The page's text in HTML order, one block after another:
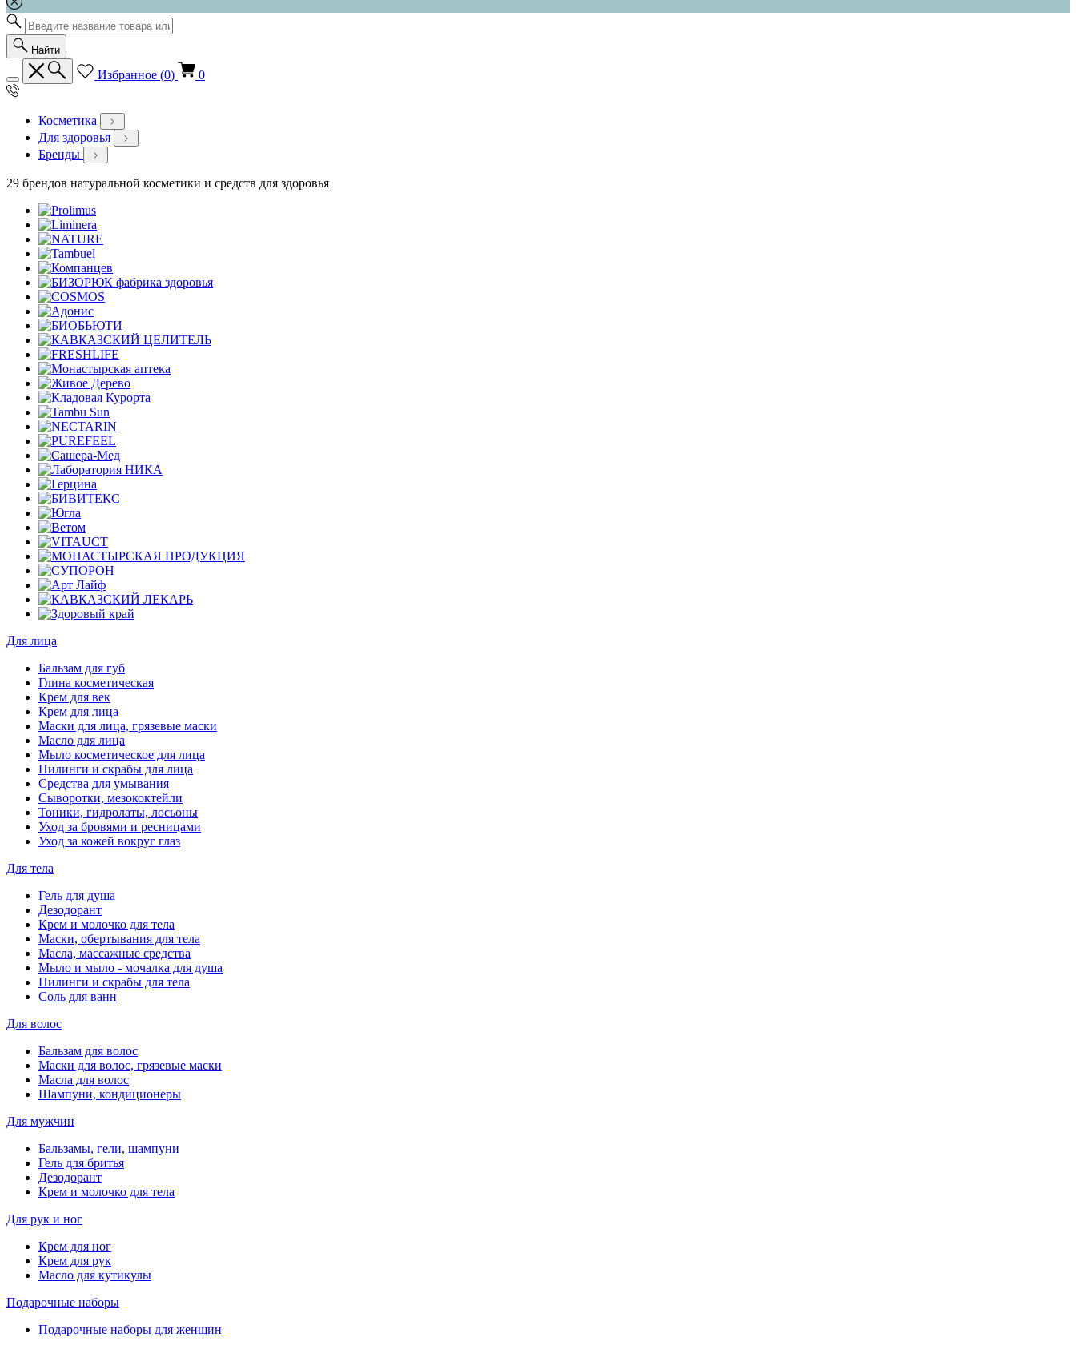
Найти
Избранное (0) 0
Косметика
Для здоровья
Бренды
29 брендов натуральной косметики и средств для здоровья
Для лица
Бальзам для губ
Глина косметическая
Крем для век
Крем для лица
Маски для лица, грязевые маски
Масло для лица
Мыло косметическое для лица
Пилинги и скрабы для лица
Средства для умывания
Сыворотки, мезококтейли
Тоники, гидролаты, лосьоны
Уход за бровями и ресницами
Уход за кожей вокруг глаз
Для тела
Гель для душа
Дезодорант
Крем и молочко для тела
Маски, обертывания для тела
Масла, массажные средства
Мыло и мыло - мочалка для душа
Пилинги и скрабы для тела
Соль для ванн
Для волос
Бальзам для волос
Маски для волос, грязевые маски
Масла для волос
Шампуни, кондиционеры
Для мужчин
Бальзамы, гели, шампуни
Гель для бритья
Дезодорант
Крем и молочко для тела
Для рук и ног
Крем для ног
Крем для рук
Масло для кутикулы
Подарочные наборы
Подарочные наборы для женщин